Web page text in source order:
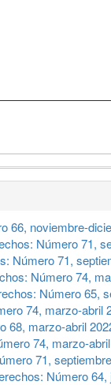
66, noviembre-
Número 71,
Número 71,
Número 74,
Número 65,
74, marzo-abril
68, marzo-abril
74, marzo-
71,
Número 64,